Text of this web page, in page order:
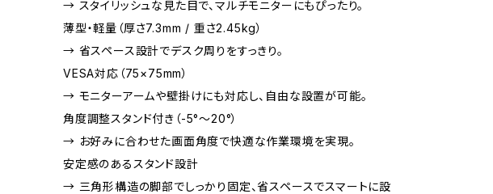
→ スタイリッシュな見た目で、マルチモニターにもぴったり。
薄型・軽量（厚さ7.3mm / 重さ2.45kg）
→ 省スペース設計でデスク周りをすっきり。
VESA対応（75×75mm）
→ モニターアームや壁掛けにも対応し、自由な設置が可能。
角度調整スタンド付き（-5°～20°）
→ お好みに合わせた画面角度で快適な作業環境を実現。
安定感のあるスタンド設計
→ 三角形構造の脚部でしっかり固定、省スペースでスマートに設